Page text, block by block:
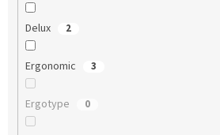
Delux 2
Ergonomic 3
Ergotype 0